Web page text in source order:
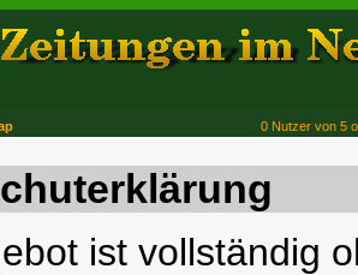
0 Nutzer von 5
ist vollständig